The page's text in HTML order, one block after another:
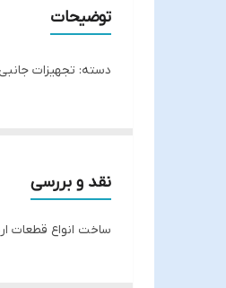
توضیحات
دسته: تجهیزات
نقد و بررسی
ساخت انواع قطعات